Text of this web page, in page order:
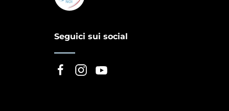
Seguici sui social